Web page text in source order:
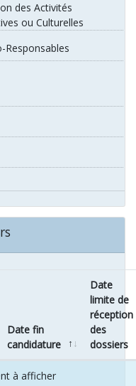
des Activités
ou Culturelles
Responsables
Date fin
candidature
Date
limite de
réception
des
dossiers
à afficher